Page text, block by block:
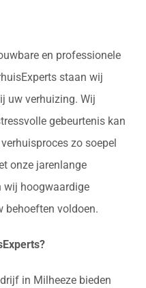
en professionele
staan wij
uw verhuizing. Wij
gebeurtenis kan
zo soepel
onze jarenlange
wij hoogwaardige
behoeften voldoen.
in Milheeze bieden